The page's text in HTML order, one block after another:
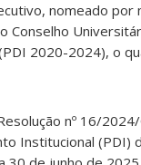
nomeado por
Conselho
2020-2024), o
nº 16/
Institucional (PDI)